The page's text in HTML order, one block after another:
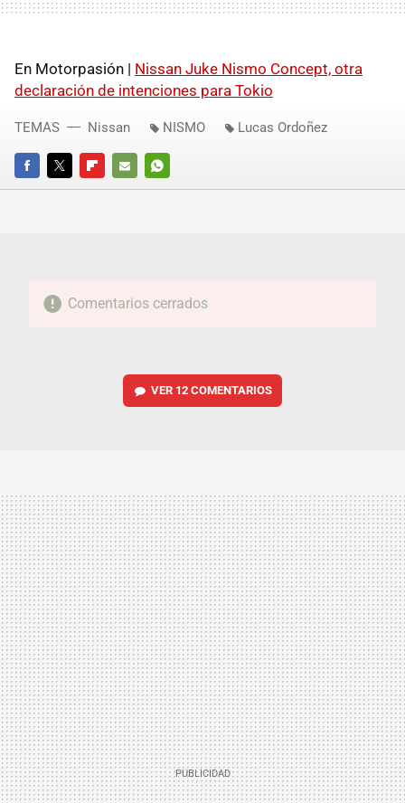
En Motorpasión | Nissan Juke Nismo Concept, otra
declaración de intenciones para Tokio
FACEBOOKTWITTERFLIPBOARD
E-
WHATSAPP
TEMAS Nissan NISMO Lucas Ordoñez
Comentarios cerrados
VER 12 COMENTARIOS